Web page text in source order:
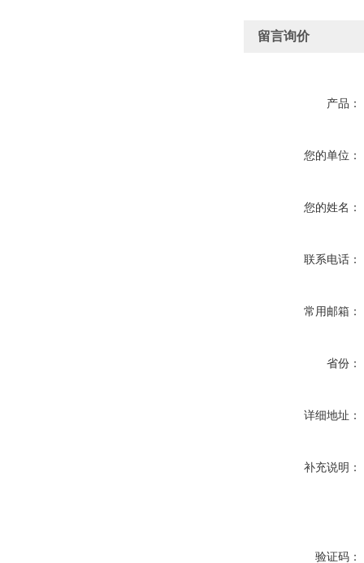
留言询价
产品：
您的单位：
您的姓名：
联系电话：
常用邮箱：
省份：
详细地址：
补充说明：
验证码：